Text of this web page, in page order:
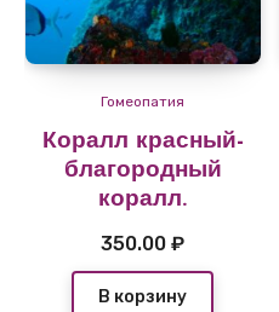
Гомеопатия
Коралл красный-
благородный
коралл.
350.00₽
В корзину